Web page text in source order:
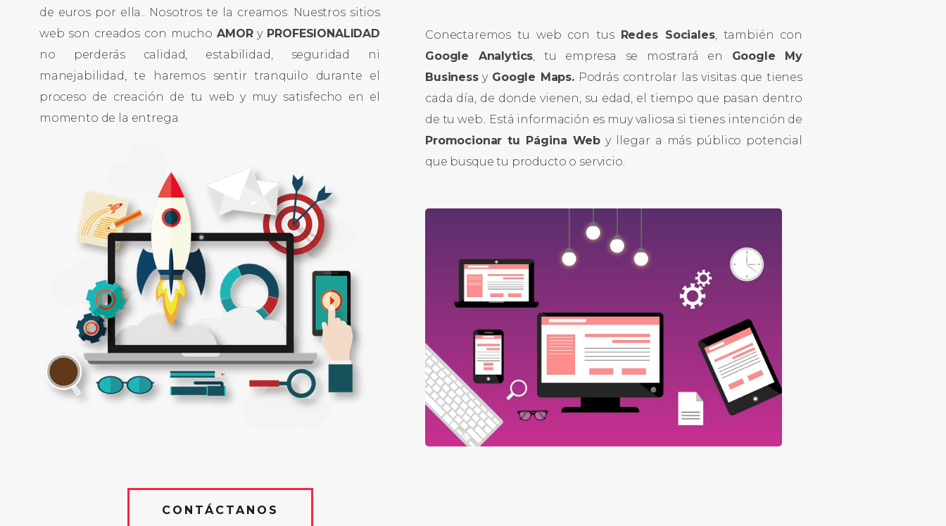
de euros por ella.. Nosotros te la creamos. Nuestros sitios
web son creados con mucho AMORy PROFESIONALIDAD
no perderás calidad, estabilidad, seguridad ni
manejabilidad, te haremos sentir tranquilo durante el
proceso de creación de tu web y muy satisfecho en el
momento de la entrega.
CONTÁCTANOS
Conectaremos tu web con tus Redes Sociales, también con
Google Analytics, tu empresa se mostrará en Google My
Businessy Google Maps. Podrás controlar las visitas que tienes
cada día, de donde vienen, su edad, el tiempo que pasan dentro
de tu web.. Está información es muy valiosa si tienes intención de
Promocionar tu Página Web y llegar a más público potencial
que busque tu producto o servicio.